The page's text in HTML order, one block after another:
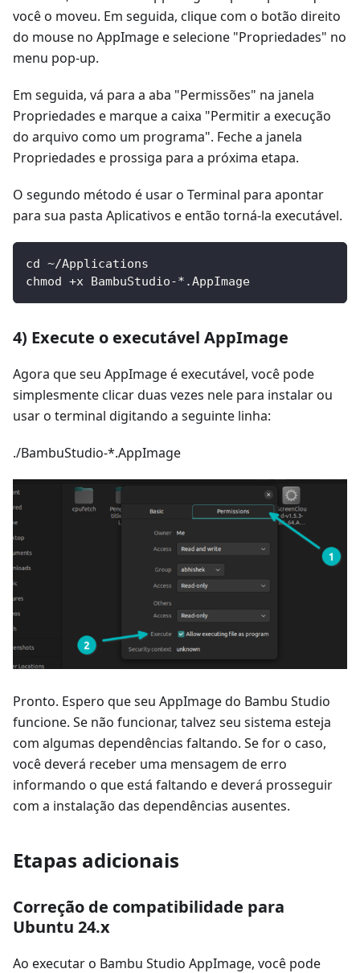
você o moveu. Em seguida, clique com o botão direito
do mouse no AppImage e selecione "Propriedades" no
menu pop-up.
Em seguida, vá para a aba "Permissões" na janela
Propriedades e marque a caixa "Permitir a execução
do arquivo como um programa". Feche a janela
Propriedades e prossiga para a próxima etapa.
O segundo método é usar o Terminal para apontar
para sua pasta Aplicativos e então torná-la executável.
cd ~/Applications
chmod +x BambuStudio-*.AppImage
4) Execute o executável AppImage
Agora que seu AppImage é executável, você pode
simplesmente clicar duas vezes nele para instalar ou
usar o terminal digitando a seguinte linha:
./BambuStudio-*.AppImage
Pronto. Espero que seu AppImage do Bambu Studio
funcione. Se não funcionar, talvez seu sistema esteja
com algumas dependências faltando. Se for o caso,
você deverá receber uma mensagem de erro
informando o que está faltando e deverá prosseguir
com a instalação das dependências ausentes.
Etapas adicionais
Correção de compatibilidade para
Ubuntu 24.x
Ao executar o Bambu Studio AppImage, você pode